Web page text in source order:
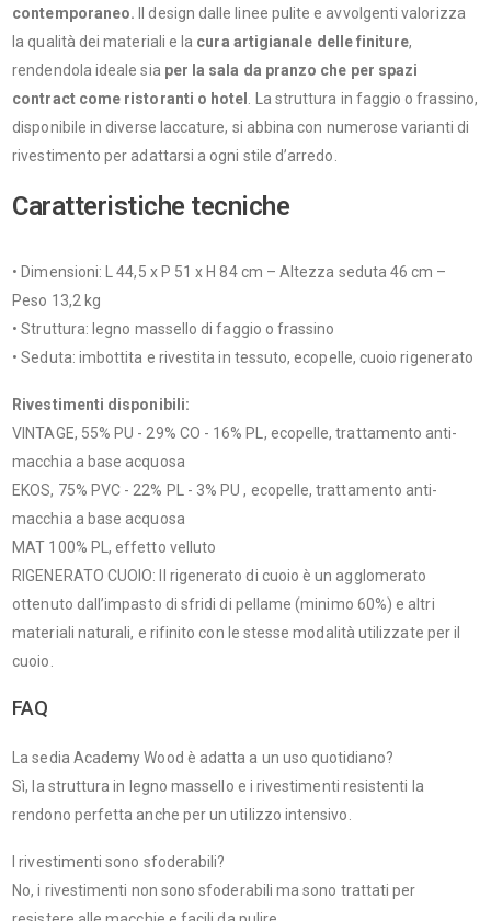
contemporaneo. Il design dalle linee pulite e avvolgenti valorizza
la qualità dei materiali e la cura artigianale delle finiture,
rendendola ideale sia per la sala da pranzo che per spazi
contract come ristoranti o hotel . La struttura in faggio o frassino,
disponibile in diverse laccature, si abbina con numerose varianti di
rivestimento per adattarsi a ogni stile d’arredo.
Caratteristiche tecniche
• Dimensioni: L 44,5 x P 51 x H 84 cm – Altezza seduta 46 cm –
Peso 13,2 kg
• Struttura: legno massello di faggio o frassino
• Seduta: imbottita e rivestita in tessuto, ecopelle, cuoio rigenerato
Rivestimenti disponibili:
VINTAGE, 55% PU - 29% CO - 16% PL, ecopelle, trattamento anti-
macchia a base acquosa
EKOS, 75% PVC - 22% PL - 3% PU , ecopelle, trattamento anti-
macchia a base acquosa
MAT 100% PL, effetto velluto
RIGENERATO CUOIO: Il rigenerato di cuoio è un agglomerato
ottenuto dall’impasto di sfridi di pellame (minimo 60%) e altri
materiali naturali, e rifinito con le stesse modalità utilizzate per il
cuoio.
FAQ
La sedia Academy Wood è adatta a un uso quotidiano?
Sì, la struttura in legno massello e i rivestimenti resistenti la
rendono perfetta anche per un utilizzo intensivo.
I rivestimenti sono sfoderabili?
No, i rivestimenti non sono sfoderabili ma sono trattati per